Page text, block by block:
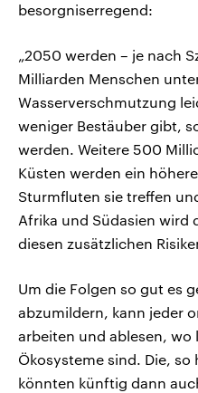
besorgniserregend:
„2050 werden – je nach
Milliarden Menschen
Wasserverschmutzung
weniger Bestäuber gibt,
werden. Weitere 500
Küsten werden ein
Sturmfluten sie treffen
Afrika und Südasien wird
diesen zusätzlichen
Um die Folgen so gut es
abzumildern, kann jeder
arbeiten und ablesen,
Ökosysteme sind. Die, so
könnten künftig dann